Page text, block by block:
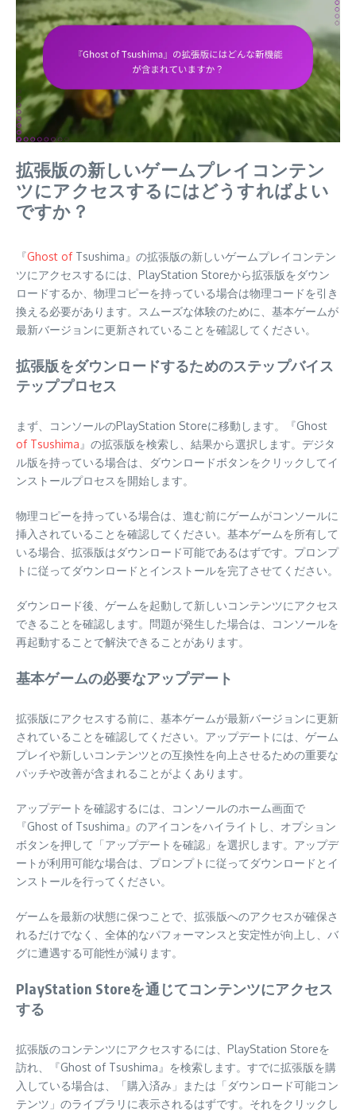
拡張版の新しいゲームプレイコンテン
ツにアクセスするにはどうすればよい
ですか？
『Ghost ofTsushima』の拡張版の新しいゲームプレイコンテン
ツにアクセスするには、PlayStation Storeから拡張版をダウン
ロードするか、物理コピーを持っている場合は物理コードを引き
換える必要があります。スムーズな体験のために、基本ゲームが
最新バージョンに更新されていることを確認してください。
拡張版をダウンロードするためのステップバイス
テッププロセス
まず、コンソールのPlayStation Storeに移動します。『Ghost
of Tsushima 』の拡張版を検索し、結果から選択します。デジタ
ル版を持っている場合は、ダウンロードボタンをクリックしてイ
ンストールプロセスを開始します。
物理コピーを持っている場合は、進む前にゲームがコンソールに
挿入されていることを確認してください。基本ゲームを所有して
いる場合、拡張版はダウンロード可能であるはずです。プロンプ
トに従ってダウンロードとインストールを完了させてください。
ダウンロード後、ゲームを起動して新しいコンテンツにアクセス
できることを確認します。問題が発生した場合は、コンソールを
再起動することで解決できることがあります。
基本ゲームの必要なアップデート
拡張版にアクセスする前に、基本ゲームが最新バージョンに更新
されていることを確認してください。アップデートには、ゲーム
プレイや新しいコンテンツとの互換性を向上させるための重要な
パッチや改善が含まれることがよくあります。
アップデートを確認するには、コンソールのホーム画面で
『Ghost of Tsushima』のアイコンをハイライトし、オプション
ボタンを押して「アップデートを確認」を選択します。アップデ
ートが利用可能な場合は、プロンプトに従ってダウンロードとイ
ンストールを行ってください。
ゲームを最新の状態に保つことで、拡張版へのアクセスが確保さ
れるだけでなく、全体的なパフォーマンスと安定性が向上し、バ
グに遭遇する可能性が減ります。
PlayStation Storeを通じてコンテンツにアクセス
する
拡張版のコンテンツにアクセスするには、PlayStation Storeを
訪れ、『Ghost of Tsushima』を検索します。すでに拡張版を購
入している場合は、「購入済み」または「ダウンロード可能コン
テンツ」のライブラリに表示されるはずです。それをクリックし